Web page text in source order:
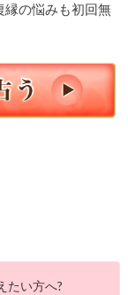
縁の悩みも初回無
たい方へ?